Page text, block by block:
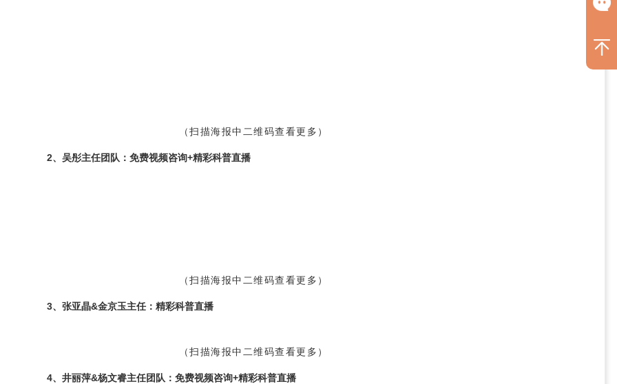
（扫描海报中二维码查看更多）
2、吴彤主任团队：免费视频咨询+精彩科普直播
（扫描海报中二维码查看更多）
3、张亚晶&金京玉主任：精彩科普直播
（扫描海报中二维码查看更多）
4、井丽萍&杨文睿主任团队：免费视频咨询+精彩科普直播